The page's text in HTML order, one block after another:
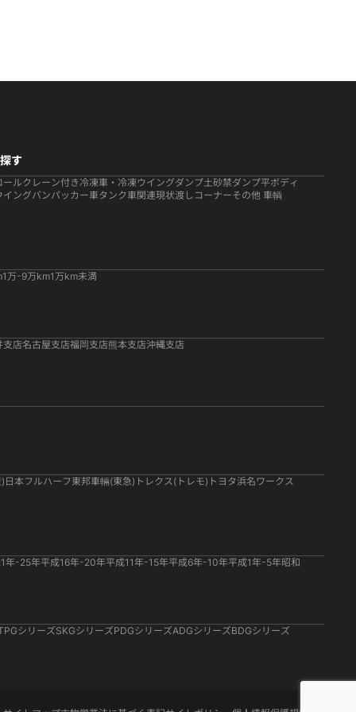
す
ールクレーン付き冷凍車・冷凍ウイングダンプ土砂禁ダンプ平ボディ
イングバンパッカー車タンク車関連現状渡しコーナーその他 車輌
1万-9万km1万km未満
支店名古屋支店福岡支店熊本支店沖縄支店
日本フルハーフ 東邦車輛(東急) トレクス(トレモ) トヨタ浜名ワークス
年-25年平成16年-20年平成11年-15年平成6年-10年平成1年-5年昭和
シリーズSKGシリーズPDGシリーズADGシリーズBDGシリーズ